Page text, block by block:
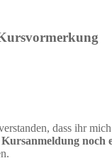
dass ihr